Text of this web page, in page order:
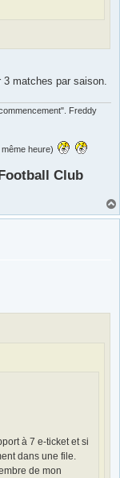
matches par saison.
Freddy
heure)
Club
à 7 e-ticket et si
dans une file.
de mon